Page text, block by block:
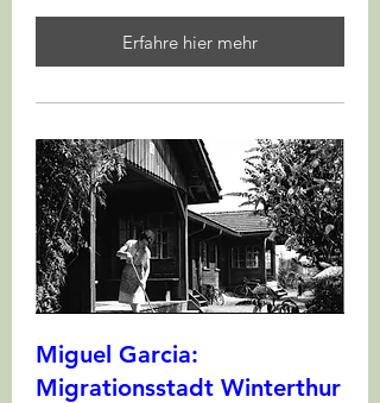
Erfahre hier mehr
Miguel Garcia:
Migrationsstadt Winterthur